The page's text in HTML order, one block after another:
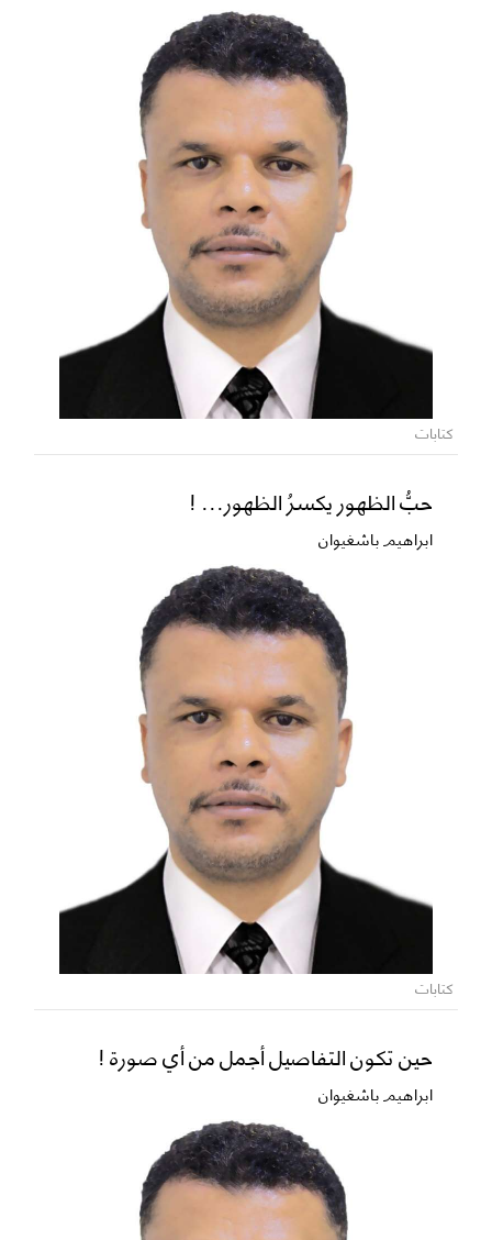
كتابات
حبُّ الظهور يكسرُ الظهور... !
ابراهيم باشغيوان
كتابات
حين تكون التفاصيل أجمل من أي صورة !
ابراهيم باشغيوان